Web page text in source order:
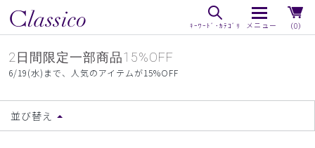
（0）
2日間限定一部商品15%OFF
6/19(水)まで、人気のアイテムが15%OFF
並び替え